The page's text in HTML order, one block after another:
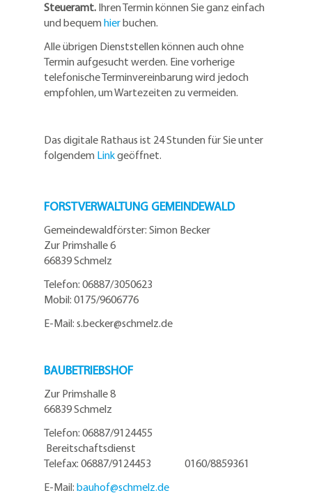
Steueramt. Ihren Termin können Sie ganz einfach
und bequem hierbuchen.
Alle übrigen Dienststellen können auch ohne
Termin aufgesucht werden. Eine vorherige
telefonische Terminvereinbarung wird jedoch
empfohlen, um Wartezeiten zu vermeiden.
Das digitale Rathaus ist 24 Stunden für Sie unter
folgendem Linkgeöffnet.
FORSTVERWALTUNG GEMEINDEWALD
Gemeindewaldförster: Simon Becker
Zur Primshalle 6
66839 Schmelz
Telefon: 06887/3050623
Mobil: 0175/9606776
E-Mail: s.becker@schmelz.de
BAUBETRIEBSHOF
Zur Primshalle 8
66839 Schmelz
Telefon: 06887/9124455
Bereitschaftsdienst
Telefax: 06887/9124453 0160/8859361
E-Mail: bauhof@schmelz.de